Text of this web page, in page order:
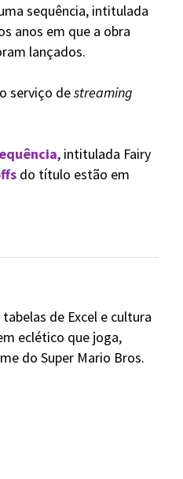
sequência, intitulada
anos em que a obra
lançados.
serviço destreaming
, intitulada Fairy
do título estão em
de Excel e cultura
eclético que joga,
do Super Mario Bros.